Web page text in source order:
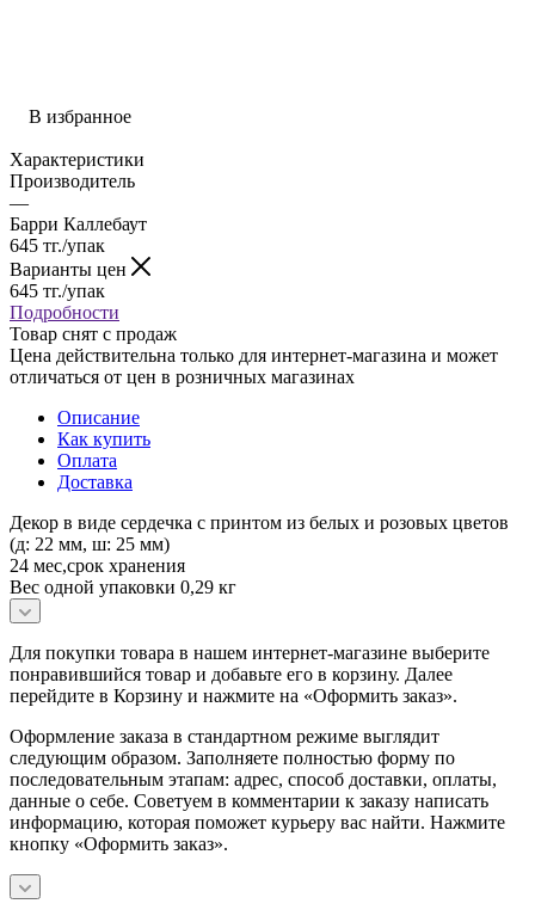
В избранное
Характеристики
Производитель
—
Барри Каллебаут
645 тг./упак
Варианты цен
645 тг./упак
Подробности
Товар снят с продаж
Цена действительна только для интернет-магазина и может
отличаться от цен в розничных магазинах
Описание
Как купить
Оплата
Доставка
Декор в виде сердечка с принтом из белых и розовых цветов
(д: 22 мм, ш: 25 мм)
24 мес,срок хранения
Вес одной упаковки 0,29 кг
Для покупки товара в нашем интернет-магазине выберите
понравившийся товар и добавьте его в корзину. Далее
перейдите в Корзину и нажмите на «Оформить заказ».
Оформление заказа в стандартном режиме выглядит
следующим образом. Заполняете полностью форму по
последовательным этапам: адрес, способ доставки, оплаты,
данные о себе. Советуем в комментарии к заказу написать
информацию, которая поможет курьеру вас найти. Нажмите
кнопку «Оформить заказ».